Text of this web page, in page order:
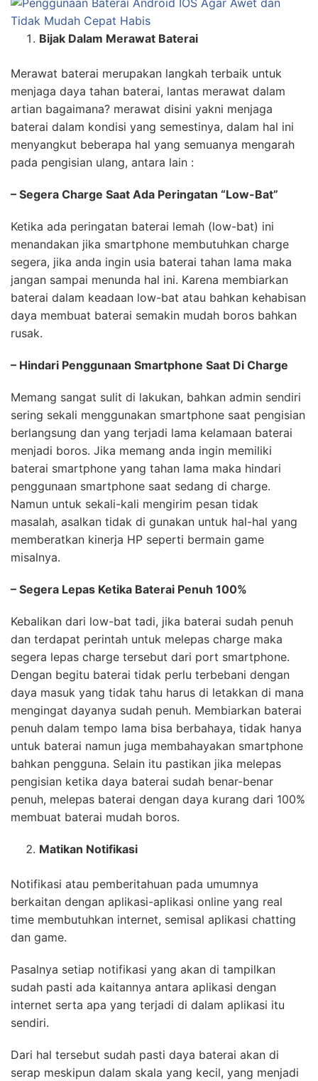
Bijak Dalam Merawat Baterai
Merawat baterai merupakan langkah terbaik untuk
menjaga daya tahan baterai, lantas merawat dalam
artian bagaimana? merawat disini yakni menjaga
baterai dalam kondisi yang semestinya, dalam hal ini
menyangkut beberapa hal yang semuanya mengarah
pada pengisian ulang, antara lain :
– Segera Charge Saat Ada Peringatan “Low-Bat”
Ketika ada peringatan baterai lemah (low-bat) ini
menandakan jika smartphone membutuhkan charge
segera, jika anda ingin usia baterai tahan lama maka
jangan sampai menunda hal ini. Karena membiarkan
baterai dalam keadaan low-bat atau bahkan kehabisan
daya membuat baterai semakin mudah boros bahkan
rusak.
– Hindari Penggunaan Smartphone Saat Di Charge
Memang sangat sulit di lakukan, bahkan admin sendiri
sering sekali menggunakan smartphone saat pengisian
berlangsung dan yang terjadi lama kelamaan baterai
menjadi boros. Jika memang anda ingin memiliki
baterai smartphone yang tahan lama maka hindari
penggunaan smartphone saat sedang di charge.
Namun untuk sekali-kali mengirim pesan tidak
masalah, asalkan tidak di gunakan untuk hal-hal yang
memberatkan kinerja HP seperti bermain game
misalnya.
– Segera Lepas Ketika Baterai Penuh 100%
Kebalikan dari low-bat tadi, jika baterai sudah penuh
dan terdapat perintah untuk melepas charge maka
segera lepas charge tersebut dari port smartphone.
Dengan begitu baterai tidak perlu terbebani dengan
daya masuk yang tidak tahu harus di letakkan di mana
mengingat dayanya sudah penuh. Membiarkan baterai
penuh dalam tempo lama bisa berbahaya, tidak hanya
untuk baterai namun juga membahayakan smartphone
bahkan pengguna. Selain itu pastikan jika melepas
pengisian ketika daya baterai sudah benar-benar
penuh, melepas baterai dengan daya kurang dari 100%
membuat baterai mudah boros.
Matikan Notifikasi
Notifikasi atau pemberitahuan pada umumnya
berkaitan dengan aplikasi-aplikasi online yang real
time membutuhkan internet, semisal aplikasi chatting
dan game.
Pasalnya setiap notifikasi yang akan di tampilkan
sudah pasti ada kaitannya antara aplikasi dengan
internet serta apa yang terjadi di dalam aplikasi itu
sendiri.
Dari hal tersebut sudah pasti daya baterai akan di
serap meskipun dalam skala yang kecil, yang menjadi